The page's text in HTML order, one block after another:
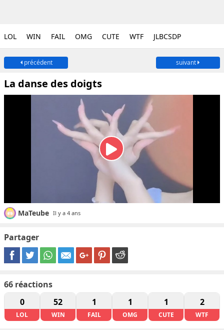
LOL WIN FAIL OMG CUTE WTF JLBCSDP
précédent suivant
La danse des doigts
MaTeube Il y a 4 ans
Partager
66 réactions
0
LOL
52
WIN
1
FAIL
1
OMG
1
CUTE
2
WTF